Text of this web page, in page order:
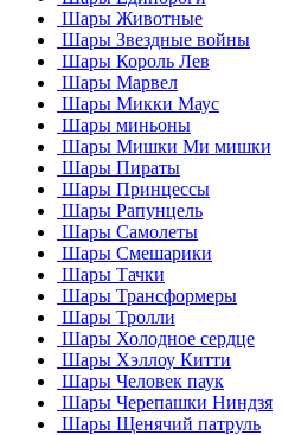
Шары Животные
Шары Звездные войны
Шары Король Лев
Шары Марвел
Шары Микки Маус
Шары миньоны
Шары Мишки Ми мишки
Шары Пираты
Шары Принцессы
Шары Рапунцель
Шары Самолеты
Шары Смешарики
Шары Тачки
Шары Трансформеры
Шары Тролли
Шары Холодное сердце
Шары Хэллоу Китти
Шары Человек паук
Шары Черепашки Ниндзя
Шары Щенячий патруль